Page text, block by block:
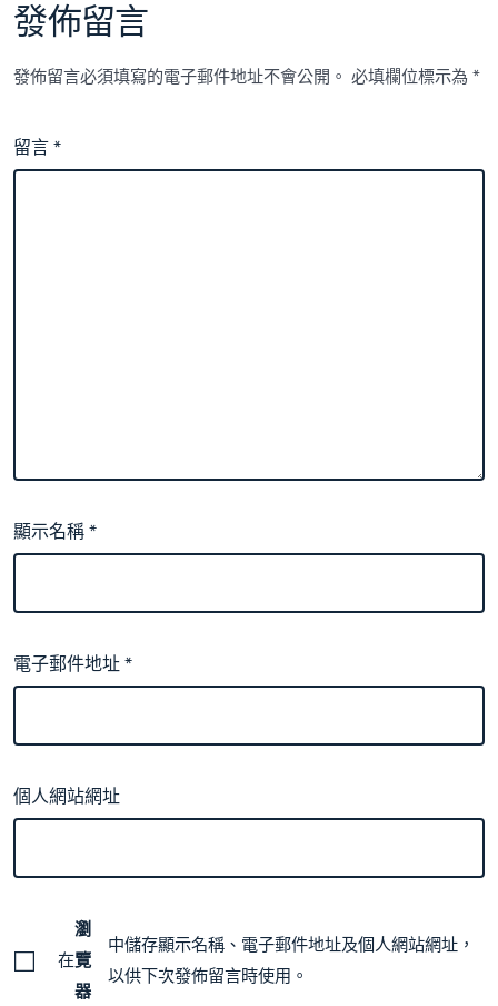
發佈留言
發佈留言必須填寫的電子郵件地址不會公開。 必填欄位標示為*
留言*
顯示名稱*
電子郵件地址*
個人網站網址
在
瀏
覽
器
中儲存顯示名稱、電子郵件地址及個人網站網址，
以供下次發佈留言時使用。